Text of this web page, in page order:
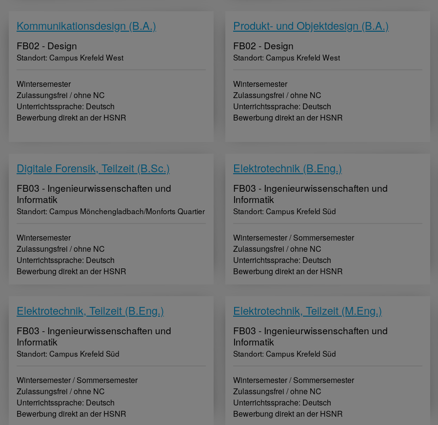
Kommunikationsdesign (B.A.)
FB02 - Design
Standort: Campus Krefeld West
Wintersemester
Zulassungsfrei / ohne NC
Unterrichtssprache: Deutsch
Bewerbung direkt an der HSNR
Produkt- und Objektdesign (B.A.)
FB02 - Design
Standort: Campus Krefeld West
Wintersemester
Zulassungsfrei / ohne NC
Unterrichtssprache: Deutsch
Bewerbung direkt an der HSNR
Digitale Forensik, Teilzeit (B.Sc.)
FB03 - Ingenieurwissenschaften und
Informatik
Standort: Campus Mönchengladbach/Monforts Quartier
Wintersemester
Zulassungsfrei / ohne NC
Unterrichtssprache: Deutsch
Bewerbung direkt an der HSNR
Elektrotechnik (B.Eng.)
FB03 - Ingenieurwissenschaften und
Informatik
Standort: Campus Krefeld Süd
Wintersemester / Sommersemester
Zulassungsfrei / ohne NC
Unterrichtssprache: Deutsch
Bewerbung direkt an der HSNR
Elektrotechnik, Teilzeit (B.Eng.)
FB03 - Ingenieurwissenschaften und
Informatik
Standort: Campus Krefeld Süd
Wintersemester / Sommersemester
Zulassungsfrei / ohne NC
Unterrichtssprache: Deutsch
Bewerbung direkt an der HSNR
Elektrotechnik, Teilzeit (M.Eng.)
FB03 - Ingenieurwissenschaften und
Informatik
Standort: Campus Krefeld Süd
Wintersemester / Sommersemester
Zulassungsfrei / ohne NC
Unterrichtssprache: Deutsch
Bewerbung direkt an der HSNR